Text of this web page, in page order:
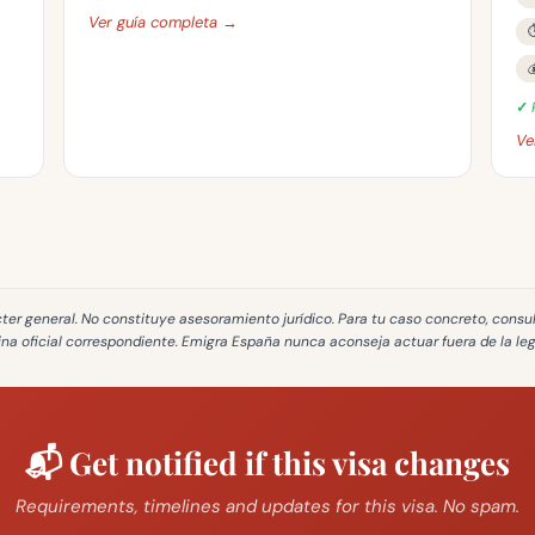
Ver guía completa →
✓
general. No constituye asesoramiento jurídico. Para tu caso concreto,
oficial correspondiente. Emigra España nunca aconseja actuar fuera de la
📬 Get notified if this visa changes
Requirements, timelines and updates for this visa. No spam.